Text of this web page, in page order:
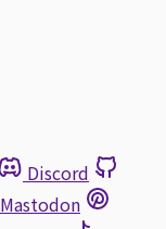
Discord
Mastodon